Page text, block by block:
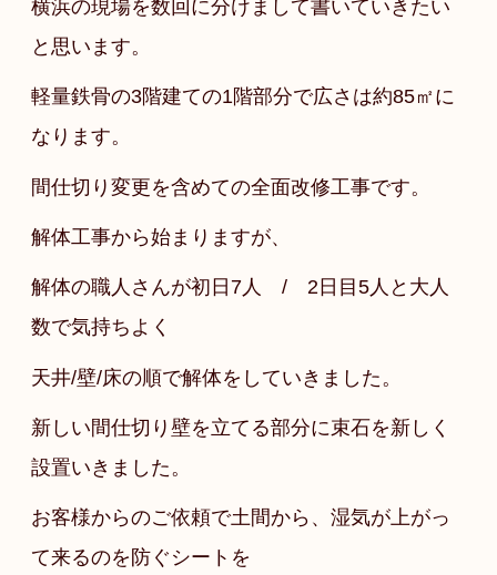
横浜の現場を数回に分けまして書いていきたい
と思います。
軽量鉄骨の3階建ての1階部分で広さは約85㎡に
なります。
間仕切り変更を含めての全面改修工事です。
解体工事から始まりますが、
解体の職人さんが初日 7人 / 2日目 5人と大人
数で気持ちよく
天井/壁/床の順で解体をしていきました。
新しい間仕切り壁を立てる部分に束石を新しく
設置いきました。
お客様からのご依頼で土間から、湿気が上がっ
て来るのを防ぐシートを